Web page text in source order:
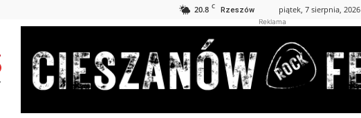
20.8 C Rzeszów piątek, 7 sierpnia, 2026
Reklama